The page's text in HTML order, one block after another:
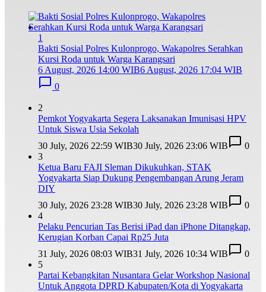
1
Bakti Sosial Polres Kulonprogo, Wakapolres Serahkan
Kursi Roda untuk Warga Karangsari
6 August, 2026 14:00 WIB6 August, 2026 17:04 WIB
0
2
Pemkot Yogyakarta Segera Laksanakan Imunisasi HPV
Untuk Siswa Usia Sekolah
30 July, 2026 22:59 WIB30 July, 2026 23:06 WIB
0
3
Ketua Baru FAJI Sleman Dikukuhkan, STAK
Yogyakarta Siap Dukung Pengembangan Arung Jeram
DIY
30 July, 2026 23:28 WIB30 July, 2026 23:28 WIB
0
4
Pelaku Pencurian Tas Berisi iPad dan iPhone Ditangkap,
Kerugian Korban Capai Rp25 Juta
31 July, 2026 08:03 WIB31 July, 2026 10:34 WIB
0
5
Partai Kebangkitan Nusantara Gelar Workshop Nasional
Untuk Anggota DPRD Kabupaten/Kota di Yogyakarta